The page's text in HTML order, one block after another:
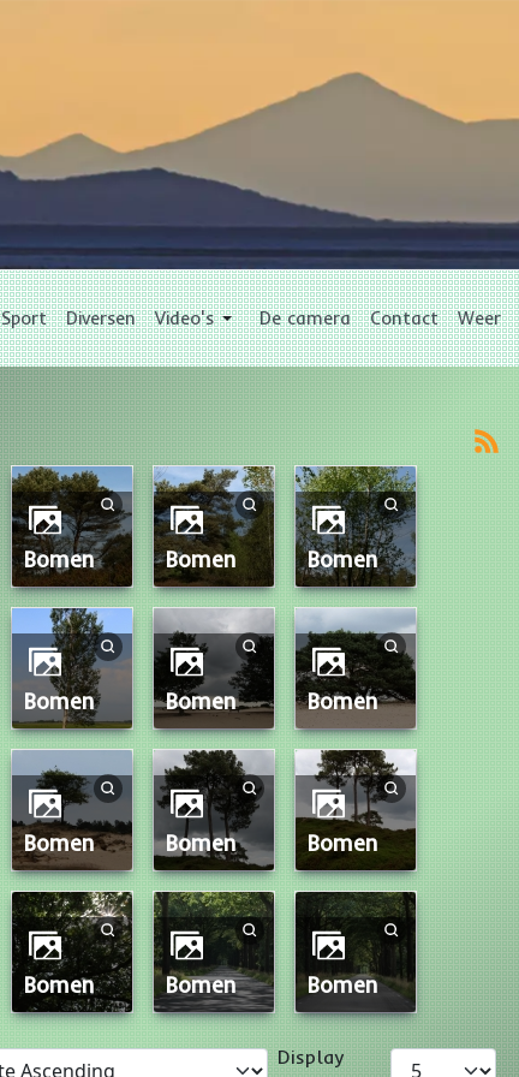
Sport Diversen Video's De camera Contact Weer
Bomen Bomen Bomen
Bomen Bomen Bomen
Bomen Bomen Bomen
Bomen Bomen Bomen
Display